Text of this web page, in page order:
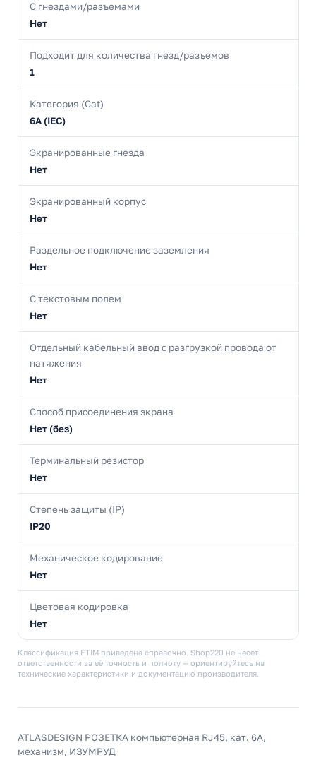
С гнездами/разъемами
Нет
Подходит для количества гнезд/разъемов
1
Категория (Cat)
6A (IEC)
Экранированные гнезда
Нет
Экранированный корпус
Нет
Раздельное подключение заземления
Нет
С текстовым полем
Нет
Отдельный кабельный ввод с разгрузкой провода от
натяжения
Нет
Способ присоединения экрана
Нет (без)
Терминальный резистор
Нет
Степень защиты (IP)
IP20
Механическое кодирование
Нет
Цветовая кодировка
Нет
Классификация ETIM приведена справочно. Shop220 не несёт
ответственности за её точность и полноту — ориентируйтесь на
технические характеристики и документацию производителя.
ATLASDESIGN РОЗЕТКА компьютерная RJ45, кат. 6A,
механизм, ИЗУМРУД